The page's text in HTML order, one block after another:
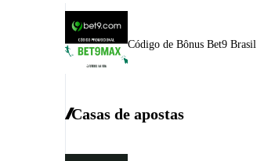
Código de Bônus Bet9 Brasil
Casas de apostas